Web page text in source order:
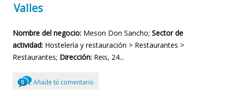
Valles
Nombre del negocio: Meson Don Sancho; Sector de
actividad: Hostelería y restauración > Restaurantes >
Restaurantes; Dirección: Reis, 24...
0 Añade tú comentario